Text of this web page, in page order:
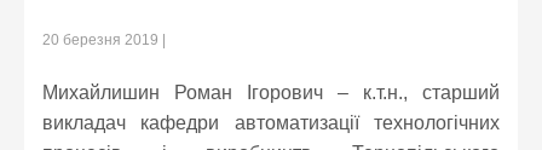
20 березня 2019
Михайлишин Роман Ігорович – к.т.н., старший
викладач кафедри автоматизації технологічних